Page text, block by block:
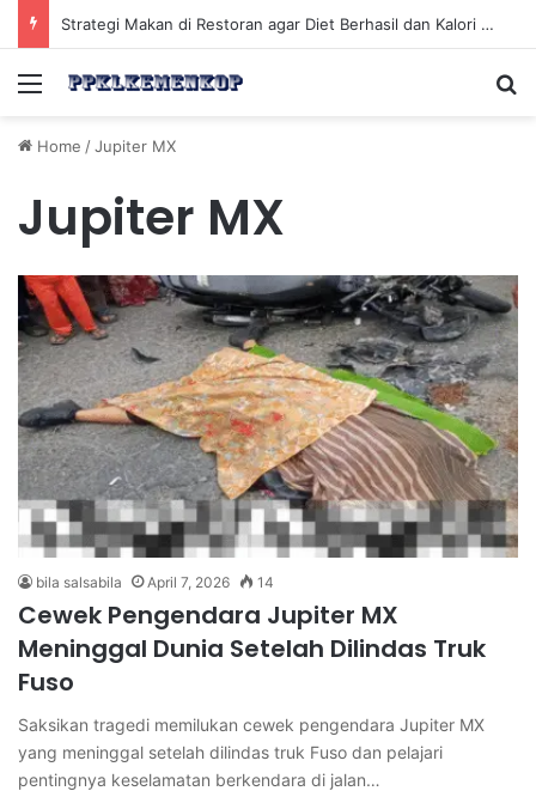
Strategi Makan di Restoran agar Diet Berhasil dan Kalori Tetap Terkontrol
Menu
Home /Jupiter MX
Jupiter MX
bila salsabila April 7, 2026 14
Cewek Pengendara Jupiter MX
Meninggal Dunia Setelah Dilindas Truk
Fuso
Saksikan tragedi memilukan cewek pengendara Jupiter MX
yang meninggal setelah dilindas truk Fuso dan pelajari
pentingnya keselamatan berkendara di jalan…